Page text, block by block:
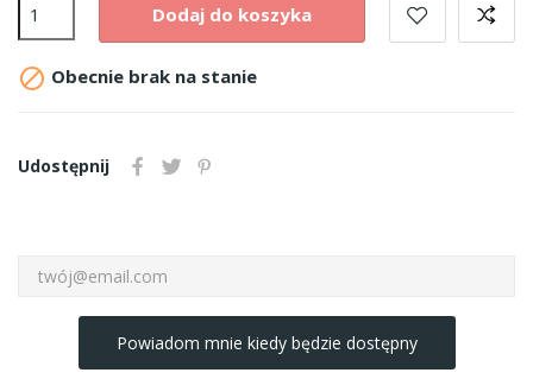
Dodaj do koszyka
 Obecnie brak na stanie
Udostępnij
Powiadom mnie kiedy będzie dostępny